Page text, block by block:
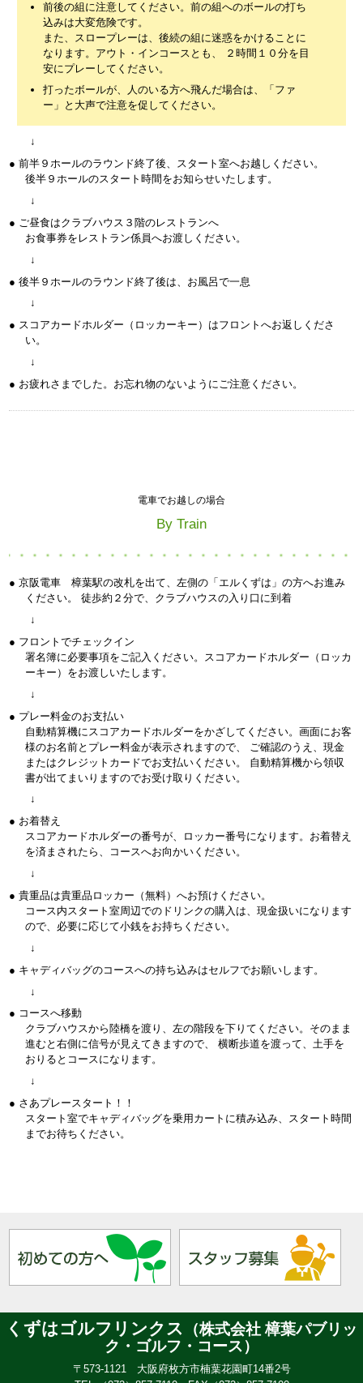
前後の組に注意してください。前の組へのボールの打ち
込みは大変危険です。
また、スロープレーは、後続の組に迷惑をかけることに
なります。アウト・インコースとも、 ２時間１０分を目
安にプレーしてください。
打ったボールが、人のいる方へ飛んだ場合は、「ファ
ー」と大声で注意を促してください。
↓
● 前半９ホールのラウンド終了後、スタート室へお越しください。
後半９ホールのスタート時間をお知らせいたします。
↓
● ご昼食はクラブハウス３階のレストランへ
お食事券をレストラン係員へお渡しください。
↓
● 後半９ホールのラウンド終了後は、お風呂で一息
↓
● スコアカードホルダー（ロッカーキー）はフロントへお返しくださ
い。
↓
● お疲れさまでした。お忘れ物のないようにご注意ください。
電車でお越しの場合
By Train
● 京阪電車 樟葉駅の改札を出て、左側の「エルくずは」の方へお進み
ください。 徒歩約２分で、クラブハウスの入り口に到着
↓
● フロントでチェックイン
署名簿に必要事項をご記入ください。スコアカードホルダー（ロッカ
ーキー）をお渡しいたします。
↓
● プレー料金のお支払い
自動精算機にスコアカードホルダーをかざしてください。画面にお客
様のお名前とプレー料金が表示されますので、 ご確認のうえ、現金
またはクレジットカードでお支払いください。 自動精算機から領収
書が出てまいりますのでお受け取りください。
↓
● お着替え
スコアカードホルダーの番号が、ロッカー番号になります。お着替え
を済まされたら、コースへお向かいください。
↓
● 貴重品は貴重品ロッカー（無料）へお預けください。
コース内スタート室周辺でのドリンクの購入は、現金扱いになります
ので、必要に応じて小銭をお持ちください。
↓
● キャディバッグのコースへの持ち込みはセルフでお願いします。
↓
● コースへ移動
クラブハウスから陸橋を渡り、左の階段を下りてください。そのまま
進むと右側に信号が見えてきますので、 横断歩道を渡って、土手を
おりるとコースになります。
↓
● さあプレースタート！！
スタート室でキャディバッグを乗用カートに積み込み、スタート時間
までお待ちください。
くずはゴルフリンクス
（株式会社 樟葉パブリッ
ク・ゴルフ・コース）
〒573-1121 大阪府枚方市楠葉花園町14番2号